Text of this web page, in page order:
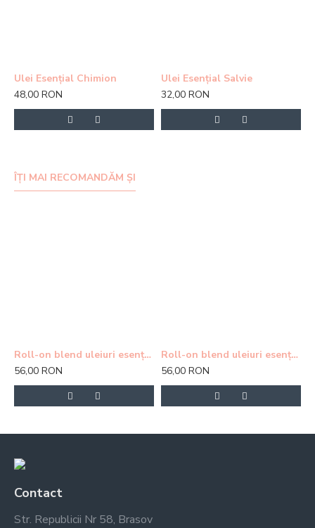
Ulei Esențial Chimion
48,00 RON
Ulei Esențial Salvie
32,00 RON
ÎȚI MAI RECOMANDĂM ȘI
Roll-on blend uleiuri esențiale - Cheer Up
56,00 RON
Roll-on blend uleiuri esențiale - Fall Asleep
56,00 RON
Contact
Str. Republicii Nr 58, Brasov